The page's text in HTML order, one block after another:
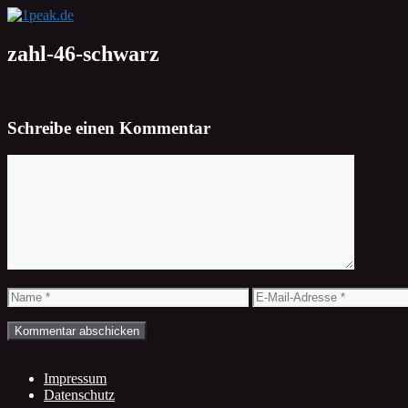
Zum
springen
zahl-46-schwarz
Schreibe einen Kommentar
Name
E-
Mail-
Impressum
Datenschutz